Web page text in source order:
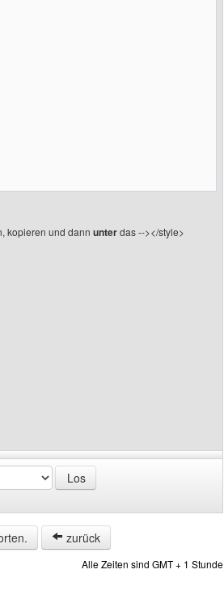
kopieren und dann unterdas --></style>
zurück
Alle Zeiten sind GMT + 1 Stunde